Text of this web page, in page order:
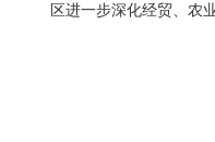
区进一步深化经贸、农